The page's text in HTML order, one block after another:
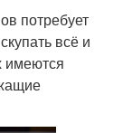
потребует
всё и
имеются